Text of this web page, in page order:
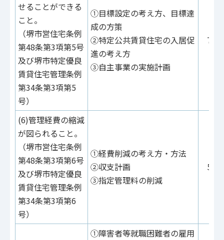
せることができる
こと。
（堺市営住宅条例
第48条第3項第5号
及び堺市特定優良
賃貸住宅管理条例
第34条第3項第5
号）
①目標設定の考え方、目標達
成の方策
②特定公共賃貸住宅の入居促
進の考え方
③自主事業の実施計画
72点
(6)管理経費の縮減
が図られること。
（堺市営住宅条例
第48条第3項第6号
及び堺市特定優良
賃貸住宅管理条例
第34条第3項第6
号）
①経費削減の考え方・方法
②収支計画
③指定管理料の削減
56点
①障害者等就職困難者の雇用